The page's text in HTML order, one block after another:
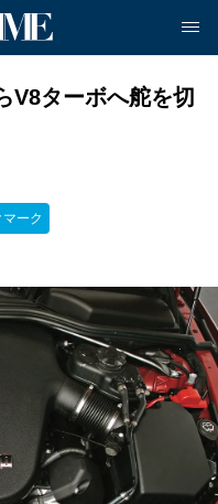
V8ターボへ舵を切
ーク